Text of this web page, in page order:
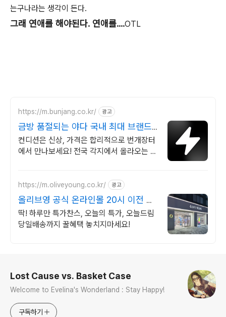
는구나라는 생각이 든다.
그래 연애를 해야된다. 연애를....OTL
https://m.bunjang.co.kr/ 광고
금방 품절되는 야다 국내 최대 브랜드
중고거래
컨디션은 신상, 가격은 합리적으로 번개장터
에서 만나보세요! 전국 각지에서 올라오는 전
https://m.oliveyoung.co.kr/ 광고
올리브영 공식 온라인몰 20시 이전 주
문은 오늘드림
딱! 하루만 특가찬스, 오늘의 특가, 오늘드림
당일배송까지 꿀혜택 놓치지마세요!
Lost Cause vs. Basket Case
Welcome to Evelina's Wonderland : Stay Happy!
구독하기